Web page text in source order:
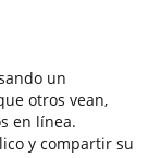
un
otros vean,
en línea.
y compartir su